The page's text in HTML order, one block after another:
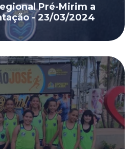
Pré-Mirim a
- 23/03/2024